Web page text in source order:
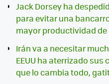
Jack Dorsey ha
para evitar una
mayor productividad de
Irán va a necesitar
EEUU ha aterrizado
que lo cambia todo,